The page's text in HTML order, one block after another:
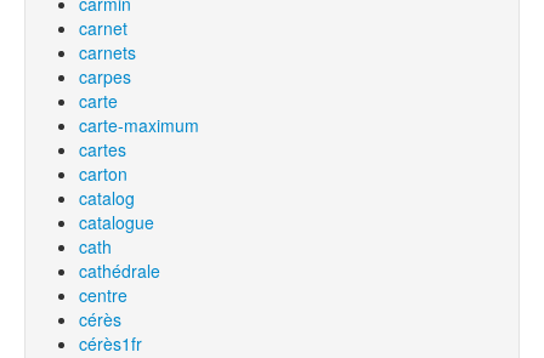
carnet
carnets
carpes
carte
carte-maximum
cartes
carton
catalog
catalogue
cath
cathédrale
centre
cérès
cérès1fr